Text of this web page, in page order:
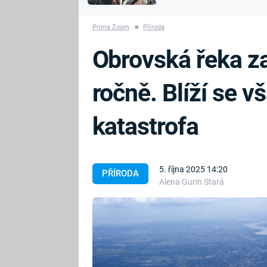
PRVNÍ SVĚTOVÁ
BRITSKÁ
RODINA
Prima Zoom ■ Příroda
PŘÍRODA
5. října 2025 14:20
Alena Gurin Stará
Obrovská řeka
ročně. Blíží se
katastrofa